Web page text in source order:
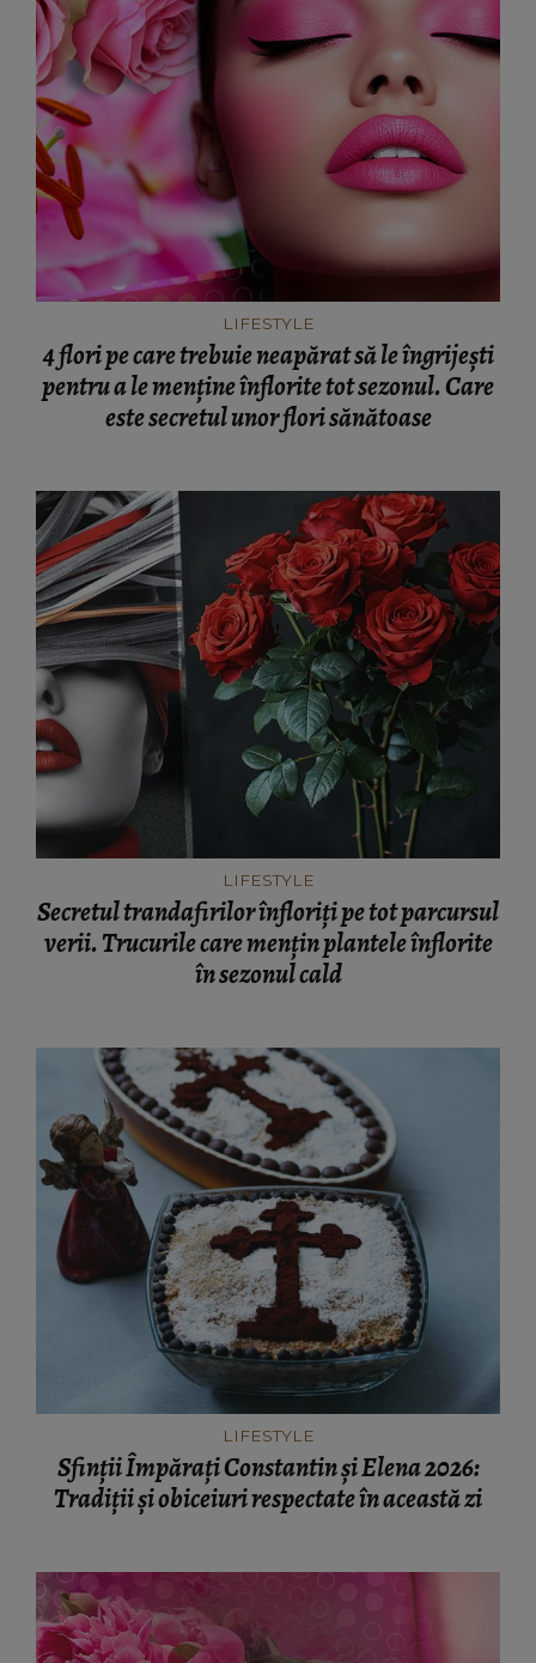
LIFESTYLE
4 flori pe care trebuie neapărat să le îngrijești
pentru a le menține înflorite tot sezonul. Care
este secretul unor flori sănătoase
LIFESTYLE
Secretul trandafirilor înfloriți pe tot parcursul
verii. Trucurile care mențin plantele înflorite
în sezonul cald
LIFESTYLE
Sfinții Împărați Constantin și Elena 2026:
Tradiții și obiceiuri respectate în această zi